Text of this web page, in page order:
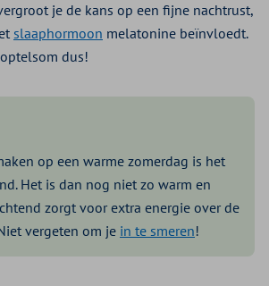
je de kans op een fijne nachtrust,
slaaphormoon melatonine beïnvloedt.
dus!
op een warme zomerdag is het
Het is dan nog niet zo warm en
zorgt voor extra energie over de
vergeten om je in te smeren!